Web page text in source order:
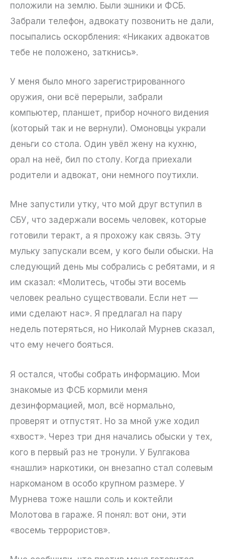
положили на землю. Были эшники и ФСБ.
Забрали телефон, адвокату позвонить не дали,
посыпались оскорбления: «Никаких адвокатов
тебе не положено, заткнись».
У меня было много зарегистрированного
оружия, они всё перерыли, забрали
компьютер, планшет, прибор ночного видения
(который так и не вернули). Омоновцы украли
деньги со стола. Один увёл жену на кухню,
орал на неё, бил по столу. Когда приехали
родители и адвокат, они немного поутихли.
Мне запустили утку, что мой друг вступил в
СБУ, что задержали восемь человек, которые
готовили теракт, а я прохожу как связь. Эту
мульку запускали всем, у кого были обыски. На
следующий день мы собрались с ребятами, и я
им сказал: «Молитесь, чтобы эти восемь
человек реально существовали. Если нет —
ими сделают нас». Я предлагал на пару
недель потеряться, но Николай Мурнев сказал,
что ему нечего бояться.
Я остался, чтобы собрать информацию. Мои
знакомые из ФСБ кормили меня
дезинформацией, мол, всё нормально,
проверят и отпустят. Но за мной уже ходил
«хвост». Через три дня начались обыски у тех,
кого в первый раз не тронули. У Булгакова
«нашли» наркотики, он внезапно стал солевым
наркоманом в особо крупном размере. У
Мурнева тоже нашли соль и коктейли
Молотова в гараже. Я понял: вот они, эти
«восемь террористов».